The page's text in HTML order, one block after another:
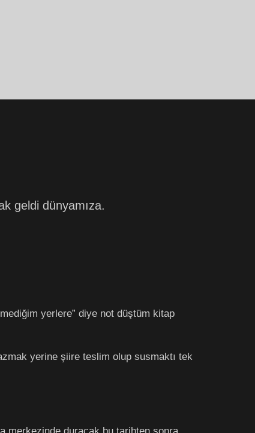
geldi dünyamıza.
yerlere” diye not düştüm kitap
yerine şiire teslim olup susmaktı tek
merkezinde duracak bu tarihten sonra.